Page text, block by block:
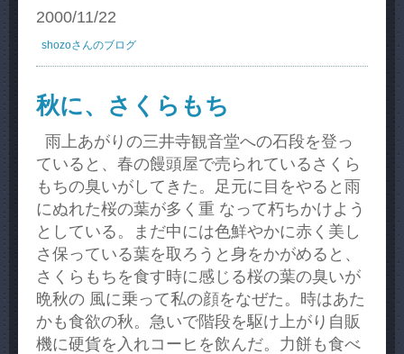
2000/11/22
shozoさんのブログ
秋に、さくらもち
雨上あがりの三井寺観音堂への石段を登っ
ていると、春の饅頭屋で売られているさくら
もちの臭いがしてきた。足元に目をやると雨
にぬれた桜の葉が多く重 なって朽ちかけよう
としている。まだ中には色鮮やかに赤く美し
さ保っている葉を取ろうと身をかがめると、
さくらもちを食す時に感じる桜の葉の臭いが
晩秋の 風に乗って私の顔をなぜた。時はあた
かも食欲の秋。急いで階段を駆け上がり自販
機に硬貨を入れコーヒを飲んだ。力餅も食べ